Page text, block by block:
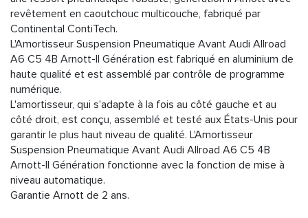
revêtement en caoutchouc multicouche, fabriqué par
Continental ContiTech.
L'Amortisseur Suspension Pneumatique Avant Audi Allroad
A6 C5 4B Arnott-II Génération est fabriqué en aluminium de
haute qualité et est assemblé par contrôle de programme
numérique.
L'amortisseur, qui s'adapte à la fois au côté gauche et au
côté droit, est conçu, assemblé et testé aux États-Unis pour
garantir le plus haut niveau de qualité. L'Amortisseur
Suspension Pneumatique Avant Audi Allroad A6 C5 4B
Arnott-II Génération fonctionne avec la fonction de mise à
niveau automatique.
Garantie Arnott de 2 ans.